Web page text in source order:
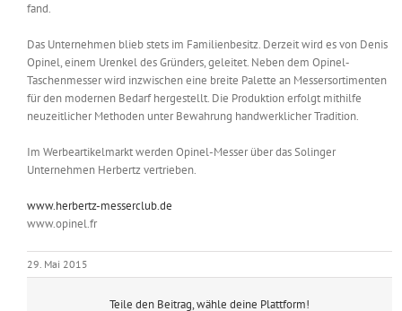
fand.
Das Unternehmen blieb stets im Familienbesitz. Derzeit wird es von Denis
Opinel, einem Urenkel des Gründers, geleitet. Neben dem Opinel‐
Taschenmesser wird inzwischen eine breite Palette an Messersortimenten
für den modernen Bedarf hergestellt. Die Produktion erfolgt mithilfe
neuzeitlicher Methoden unter Bewahrung handwerklicher Tradition.
Im Werbeartikelmarkt werden Opinel-Messer über das Solinger
Unternehmen Herbertz vertrieben.
www.herbertz-messerclub.de
www.opinel.fr
29. Mai 2015
Teile den Beitrag, wähle deine Plattform!